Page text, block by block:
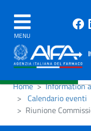
MENU
Home
Information
Calendario eventi
Riunione